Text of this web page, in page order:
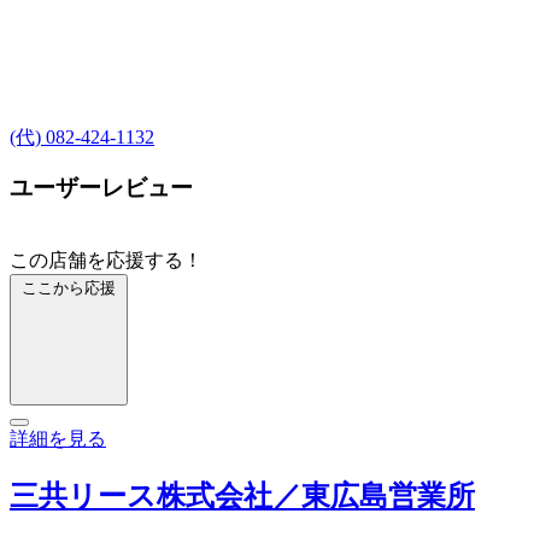
(代) 082-424-1132
ユーザーレビュー
この店舗を応援する！
ここから応援
詳細を見る
三共リース株式会社／東広島営業所